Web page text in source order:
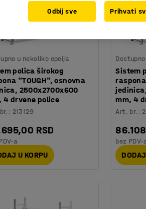
u nekoliko opcija
polica širokog
"TOUGH", osnovna
2500x2700x600
4 drvene police
: 213129
RSD
a
U KORPU
Sistem
mm, 4
Art. br. :
bez PDV-
Odbij sve Prihvati